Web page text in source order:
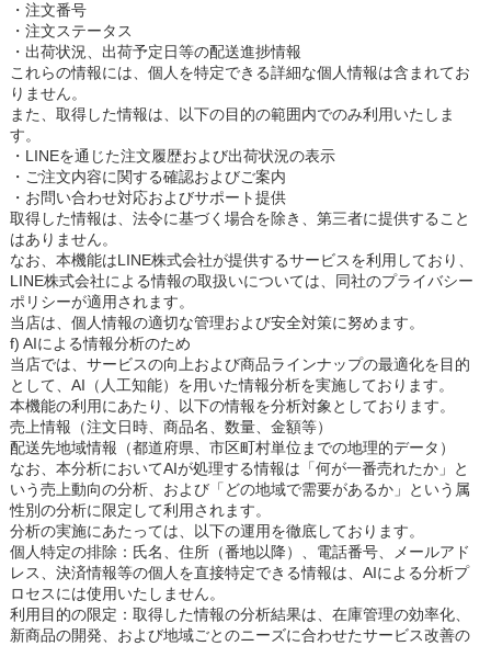
・注文番号
・注文ステータス
・出荷状況、出荷予定日等の配送進捗情報
これらの情報には、個人を特定できる詳細な個人情報は含まれてお
りません。
また、取得した情報は、以下の目的の範囲内でのみ利用いたしま
す。
・LINEを通じた注文履歴および出荷状況の表示
・ご注文内容に関する確認およびご案内
・お問い合わせ対応およびサポート提供
取得した情報は、法令に基づく場合を除き、第三者に提供すること
はありません。
なお、本機能はLINE株式会社が提供するサービスを利用しており、
LINE株式会社による情報の取扱いについては、同社のプライバシー
ポリシーが適用されます。
当店は、個人情報の適切な管理および安全対策に努めます。
f) AIによる情報分析のため
当店では、サービスの向上および商品ラインナップの最適化を目的
として、AI（人工知能）を用いた情報分析を実施しております。
本機能の利用にあたり、以下の情報を分析対象としております。
売上情報（注文日時、商品名、数量、金額等）
配送先地域情報（都道府県、市区町村単位までの地理的データ）
なお、本分析においてAIが処理する情報は「何が一番売れたか」と
いう売上動向の分析、および「どの地域で需要があるか」という属
性別の分析に限定して利用されます。
分析の実施にあたっては、以下の運用を徹底しております。
個人特定の排除：氏名、住所（番地以降）、電話番号、メールアド
レス、決済情報等の個人を直接特定できる情報は、AIによる分析プ
ロセスには使用いたしません。
利用目的の限定：取得した情報の分析結果は、在庫管理の効率化、
新商品の開発、および地域ごとのニーズに合わせたサービス改善の